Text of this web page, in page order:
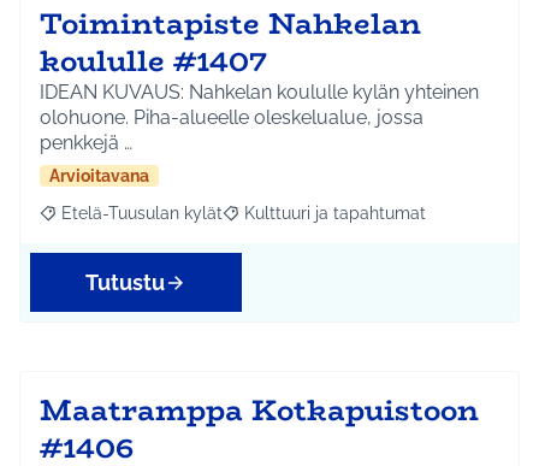
Toimintapiste Nahkelan
koululle #1407
IDEAN KUVAUS: Nahkelan koululle kylän yhteinen
olohuone. Piha-alueelle oleskelualue, jossa
penkkejä …
Arvioitavana
Rajaa tulokset aihepiirin mukaan: Etelä-Tuusulan kylät
Etelä-Tuusulan kylät Rajaa tulokset teeman mukaan:
Kulttuuri ja tapahtumat
Tutustu
Maatramppa Kotkapuistoon
#1406